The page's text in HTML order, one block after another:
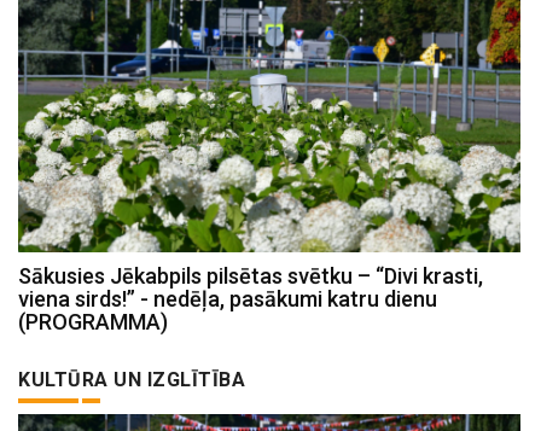
Sākusies Jēkabpils pilsētas svētku – “Divi krasti,
viena sirds!” - nedēļa, pasākumi katru dienu
(PROGRAMMA)
KULTŪRA UN IZGLĪTĪBA